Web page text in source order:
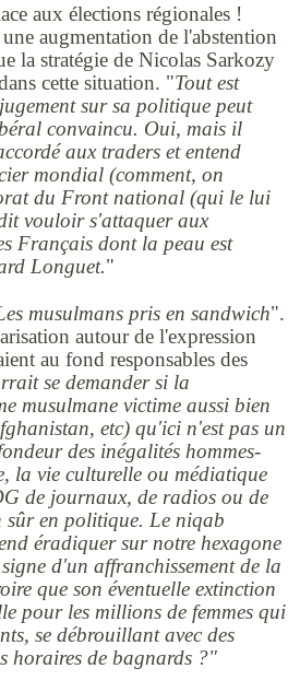
aux élections régionales !
augmentation de l'abstention
la stratégie de Nicolas Sarkozy
cette situation. "Tout est
sur sa politique peut
convaincu. Oui, mais il
aux traders et entend
mondial (comment, on
du Front national (qui le lui
vouloir s'attaquer aux
Français dont la peau est
Longuet."
musulmans pris en sandwich".
autour de l'expression
au fond responsables des
se demander si la
musulmane victime aussi bien
etc) qu'ici n'est pas un
des inégalités hommes-
la vie culturelle ou médiatique
de journaux, de radios ou de
sûr en politique. Le niqab
éradiquer sur notre hexagone
d'un affranchissement de la
que son éventuelle extinction
pour les millions de femmes qui
se débrouillant avec des
horaires de bagnards ?"